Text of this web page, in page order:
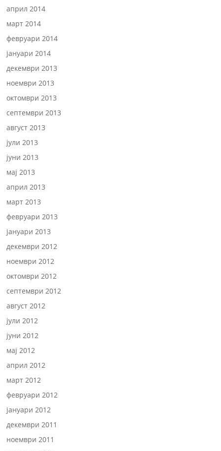
април 2014
март 2014
февруари 2014
јануари 2014
декември 2013
ноември 2013
октомври 2013
септември 2013
август 2013
јули 2013
јуни 2013
мај 2013
април 2013
март 2013
февруари 2013
јануари 2013
декември 2012
ноември 2012
октомври 2012
септември 2012
август 2012
јули 2012
јуни 2012
мај 2012
април 2012
март 2012
февруари 2012
јануари 2012
декември 2011
ноември 2011